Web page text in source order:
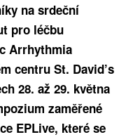
na srdeční
pro léčbu
Arrhythmia
centru St. David’s
28. až 29. května
zaměřené
EPLive, které se